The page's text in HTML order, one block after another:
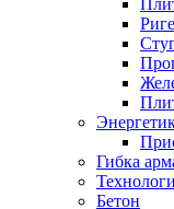
Гибка
Бетон